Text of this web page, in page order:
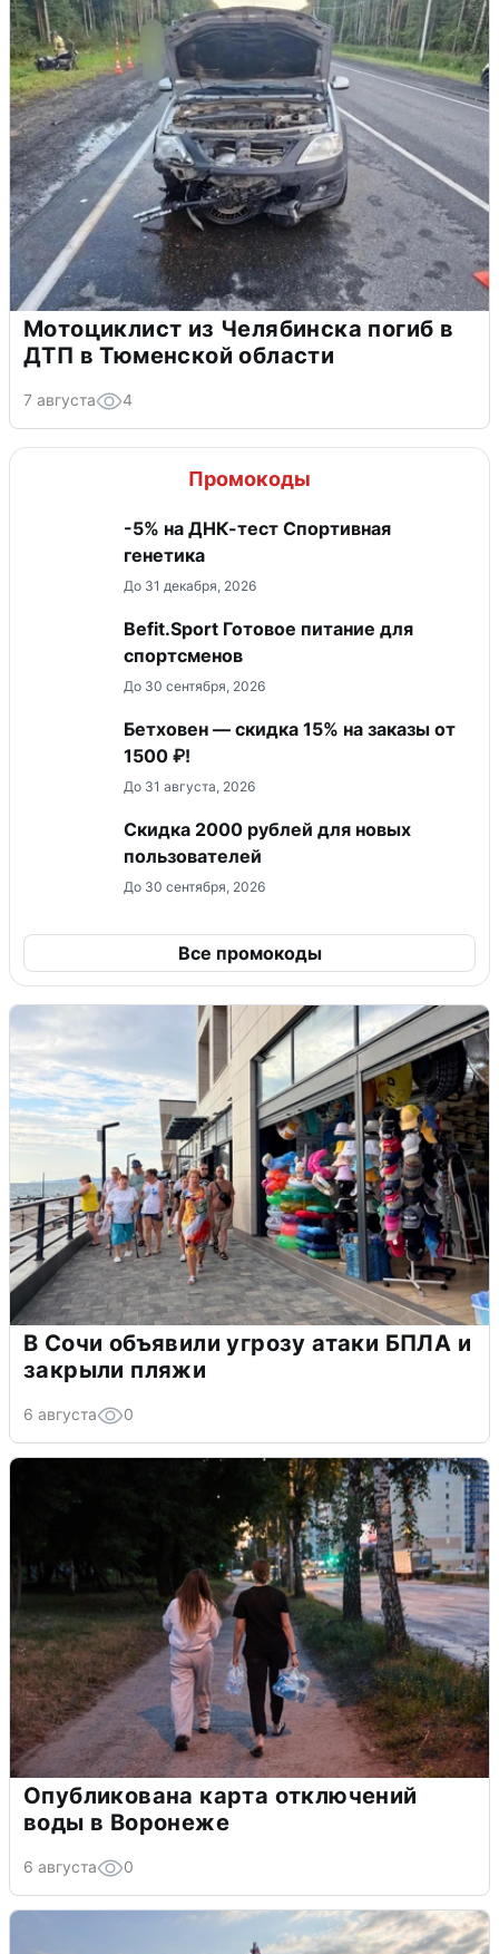
Мотоциклист из Челябинска погиб в
ДТП в Тюменской области
7 августа 4
Промокоды
-5% на ДНК-тест Спортивная
генетика
До 31 декабря, 2026
Befit.Sport Готовое питание для
спортсменов
До 30 сентября, 2026
Бетховен — скидка 15% на заказы от
1500 ₽!
До 31 августа, 2026
​Скидка 2000 рублей для новых
пользователей
До 30 сентября, 2026
Все промокоды
В Сочи объявили угрозу атаки БПЛА и
закрыли пляжи
6 августа 0
Опубликована карта отключений
воды в Воронеже
6 августа 0